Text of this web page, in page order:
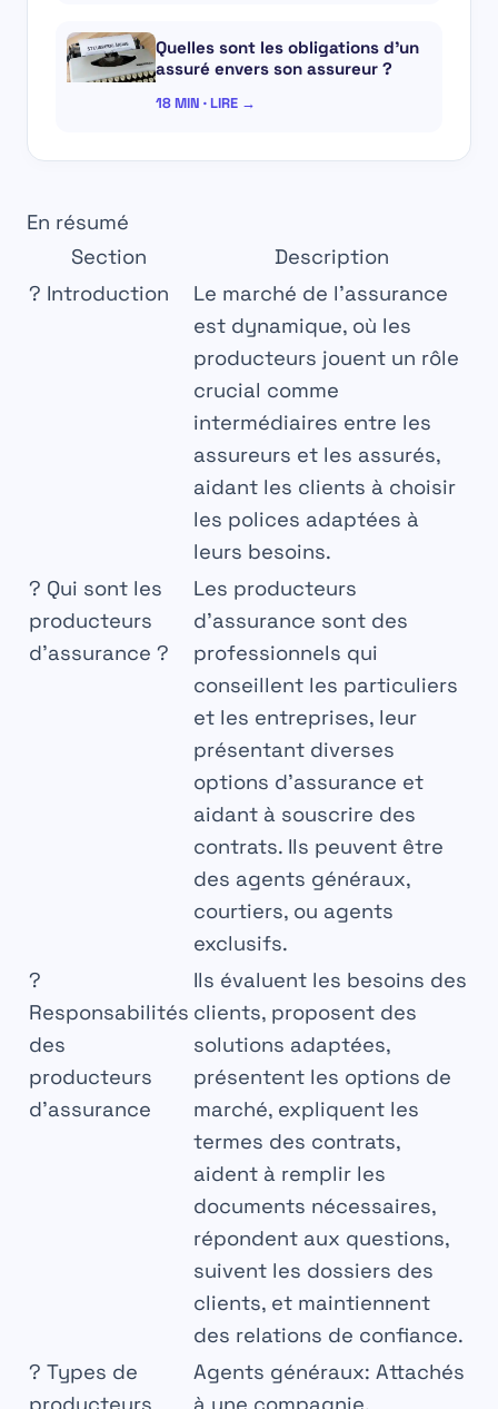
Quelles sont les obligations d’un
assuré envers son assureur ?
18 MIN · LIRE →
En résumé
Section
Description
? Introduction
Le marché de l’assurance
est dynamique, où les
producteurs jouent un rôle
crucial comme
intermédiaires entre les
assureurs et les assurés,
aidant les clients à choisir
les polices adaptées à
leurs besoins.
? Qui sont les
producteurs
d’assurance ?
Les producteurs
d’assurance sont des
professionnels qui
conseillent les particuliers
et les entreprises, leur
présentant diverses
options d’assurance et
aidant à souscrire des
contrats. Ils peuvent être
des agents généraux,
courtiers, ou agents
exclusifs.
?
Responsabilités
des
producteurs
d’assurance
Ils évaluent les besoins des
clients, proposent des
solutions adaptées,
présentent les options de
marché, expliquent les
termes des contrats,
aident à remplir les
documents nécessaires,
répondent aux questions,
suivent les dossiers des
clients, et maintiennent
des relations de confiance.
? Types de
Agents généraux: Attachés